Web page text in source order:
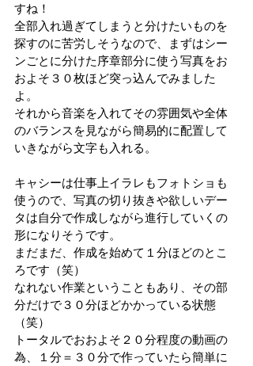
すね！
全部入れ過ぎてしまうと分けたいものを
探すのに苦労しそうなので、まずはシー
ンごとに分けた序章部分に使う写真をお
およそ３０枚ほど突っ込んでみました
よ。
それから音楽を入れてその雰囲気や全体
のバランスを見ながら簡易的に配置して
いきながら文字も入れる。
キャシーは仕事上イラレもフォトショも
使うので、写真の切り抜きや欲しいデー
タは自分で作成しながら進行していくの
形になりそうです。
まだまだ、作成を始めて１分ほどのとこ
ろです（笑）
なれない作業ということもあり、その部
分だけで３０分ほどかかっている状態
（笑）
トータルでおおよそ２０分程度の動画の
為、１分＝３０分で作っていたら簡単に